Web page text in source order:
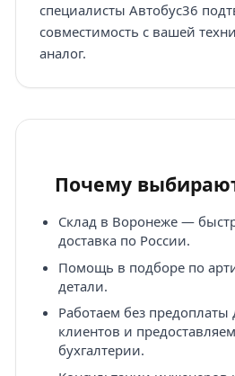
специалисты Автобус36
совместимость с вашей
аналог.
Почему
Склад в Воронеже —
доставка по России.
Помощь в подборе по
детали.
Работаем без предоплаты
клиентов и
бухгалтерии.